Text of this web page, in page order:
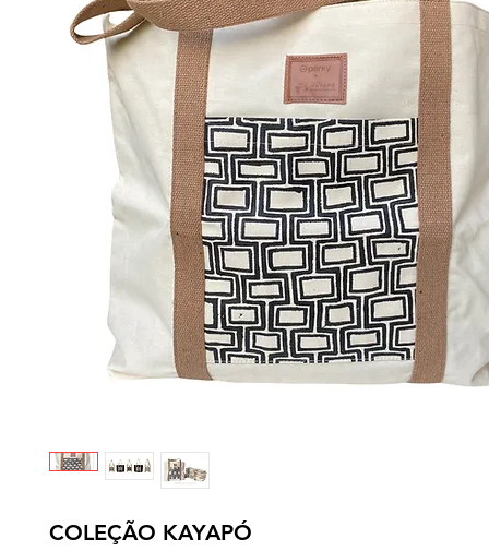
COLEÇÃO KAYAPÓ